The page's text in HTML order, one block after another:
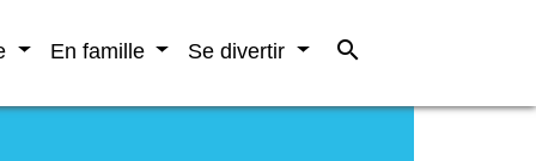
En famille Se divertir search